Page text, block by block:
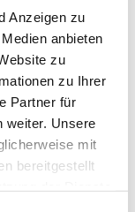
Anzeigen zu
anbieten
zu
zu Ihrer
Partner für
weiter. Unsere
mit
bereitgestellt